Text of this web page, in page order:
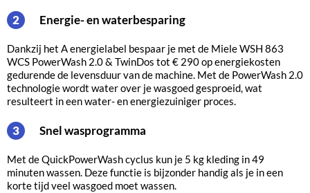
2 Energie- en waterbesparing
Dankzij het A energielabel bespaar je met de Miele WSH 863
WCS PowerWash 2.0 & TwinDos tot € 290 op energiekosten
gedurende de levensduur van de machine. Met de PowerWash 2.0
technologie wordt water over je wasgoed gesproeid, wat
resulteert in een water- en energiezuiniger proces.
3 Snel wasprogramma
Met de QuickPowerWash cyclus kun je 5 kg kleding in 49
minuten wassen. Deze functie is bijzonder handig als je in een
korte tijd veel wasgoed moet wassen.